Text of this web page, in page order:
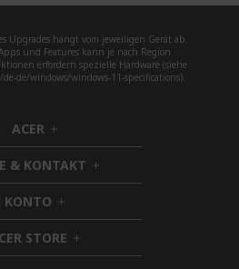
Upgrades hängt vom jeweiligen Gerät ab.
und Features kann je nach Region
erfordern spezielle Hardware (siehe
de/windows/windows-11-specifications).
ACER h
i
d
d
e
n
& KONTAKT h
i
d
n
KONTO h
i
d
d
STORE h
i